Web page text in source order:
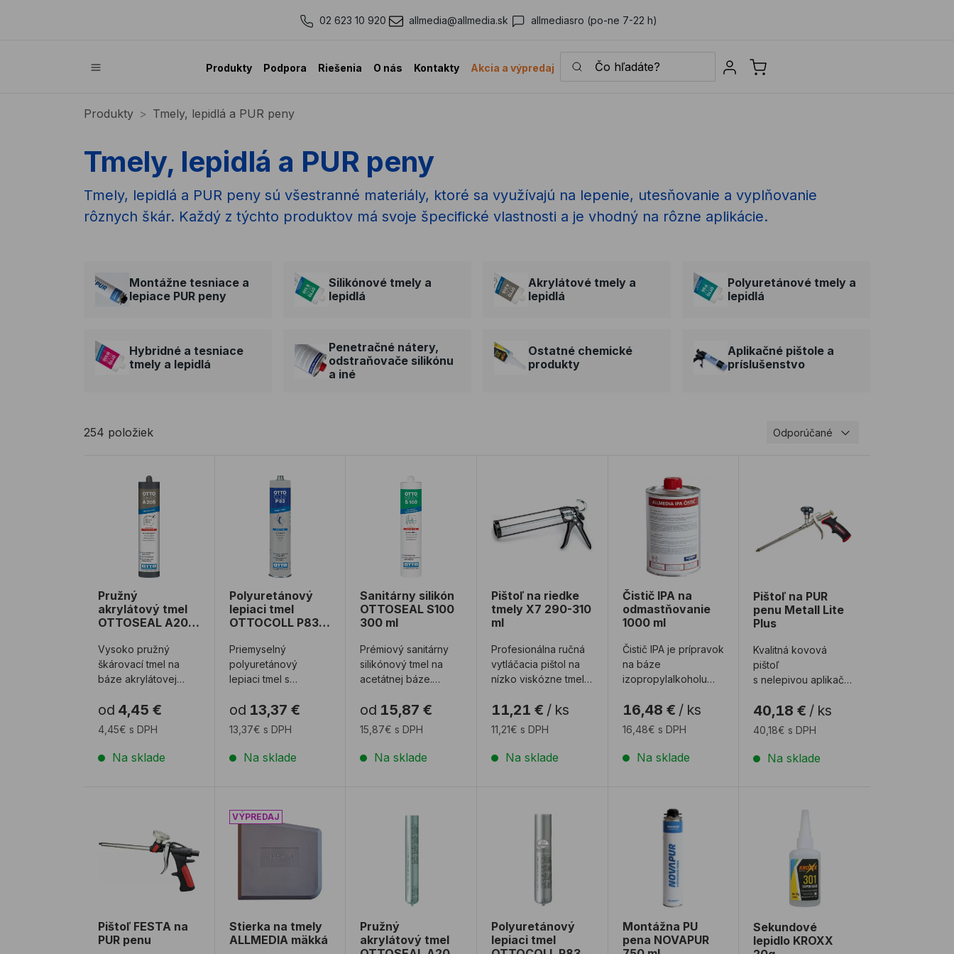
02 623 10 920 allmedia@allmedia.sk allmediasro (po-ne 7-22 h)
Produkty Podpora Riešenia O nás Kontakty Akcia a výpredaj
Čo hľadáte? Sign in
Produkty Tmely, lepidlá a PUR peny
Tmely, lepidlá a PUR peny
Tmely, lepidlá a PUR peny sú všestranné materiály, ktoré sa využívajú na lepenie, utesňovanie a vyplňovanie
rôznych škár. Každý z týchto produktov má svoje špecifické vlastnosti a je vhodný na rôzne aplikácie.
Montážne tesniace a
lepiace PUR peny
Silikónové tmely a
lepidlá
Akrylátové tmely a
lepidlá
Polyuretánové tmely a
lepidlá
Hybridné a tesniace
tmely a lepidlá
Penetračné nátery,
odstraňovače silikónu
a iné
Ostatné chemické
produkty
Aplikačné pištole a
príslušenstvo
254 položiek Odporúčané
Pružný akrylátový tmel OTTOSEAL A205 310 ml
Pružný
akrylátový tmel
OTTOSEAL A205
Vysoko pružný
škárovací tmel na
báze akrylátovej
Vytvrdzuje odparením
vody, vytvára trval ...
od 4,45 €
4,45€ s DPH
Na sklade
Polyuretánový lepiaci tmel OTTOCOLL P83 310 ml
Polyuretánový
lepiaci tmel
OTTOCOLL P83
Priemyselný
polyuretánový
lepiaci tmel s
a pružnosťou.
Lepenie
rôznorodých materiá
...
od 13,37 €
13,37€ s DPH
Na sklade
Sanitárny silikón OTTOSEAL S100 300 ml
Sanitárny silikón
OTTOSEAL S100
300 ml
Prémiový sanitárny
silikónový tmel na
acetátnej báze.
fungicídmi a
bakteriostati ...
od 15,87 €
15,87€ s DPH
Na sklade
Pištoľ na riedke tmely X7 290-310 ml
Pištoľ na riedke
tmely X7 290-310
ml
Profesionálna ručná
vytláčacia pištol na
nízko viskózne tmely
11,21 € / ks
11,21€ s DPH
Na sklade
Čistič IPA na odmastňovanie 1000 ml
Čistič IPA na
odmastňovanie
1000 ml
Čistič IPA je prípravok
na báze
izopropylalkoholu
adhézie lepidiel
a tmelov k podkladu
16,48 € / ks
16,48€ s DPH
Na sklade
Pištoľ na PUR
penu Metall Lite
Plus
Kvalitná kovová
pištoľ
s nelepivou aplikačnou ihlou a
(teflón). Disponuje
veľkou n ...
40,18 € / ks
40,18€ s DPH
Na sklade
Pištoľ FESTA na PUR penu
Pištoľ FESTA na
PUR penu
Stierka na tmely ALLMEDIA mäkká
Stierka na tmely
ALLMEDIA mäkká
Pružný
akrylátový tmel
Polyuretánový lepiaci tmel OTTOCOLL P83 580 ml
Polyuretánový
lepiaci tmel
Montážna PU pena NOVAPUR 750 ml
Montážna PU
pena NOVAPUR
Sekundové lepidlo KROXX 20g
Sekundové
lepidlo KROXX